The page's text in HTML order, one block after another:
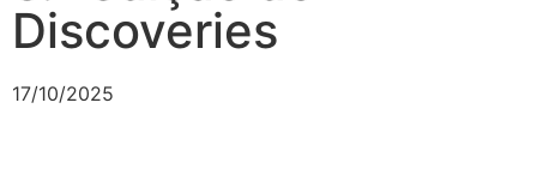
Discoveries
17/10/2025